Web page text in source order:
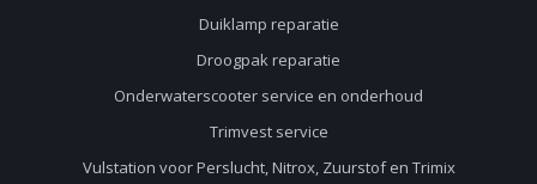
Duiklamp reparatie
Droogpak reparatie
Onderwaterscooter service en onderhoud
Trimvest service
Vulstation voor Perslucht, Nitrox, Zuurstof en Trimix